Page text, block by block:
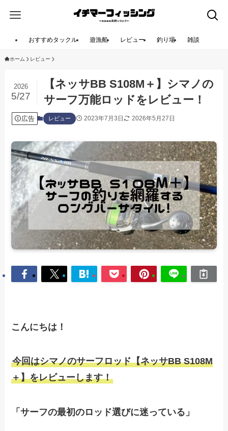
おすすめタックル 遊漁船 レビュー 釣り場 雑談
ホーム レビュー
【ネッサBB S108M＋】シマノの
サーフ万能ロッドをレビュー！
2026
5/27
広告 レビュー 2023年7月3日 2026年5月27日
こんにちは！
今回はシマノのサーフロッド【ネッサBB S108M
＋】をレビューします！
「サーフの最初のロッド選びに迷っている」